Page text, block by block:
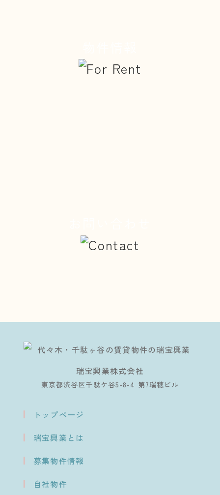
瑞宝興業株式会社
東京都渋谷区千駄ケ谷5-8-4 第7瑞穂ビル
トップページ
瑞宝興業とは
募集物件情報
自社物件